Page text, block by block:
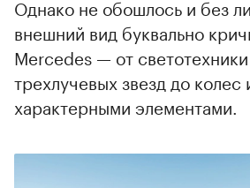
Однако не обошлось и без
внешний вид буквально
Mercedes — от
трехлучевых звезд до колес
характерными элементами.